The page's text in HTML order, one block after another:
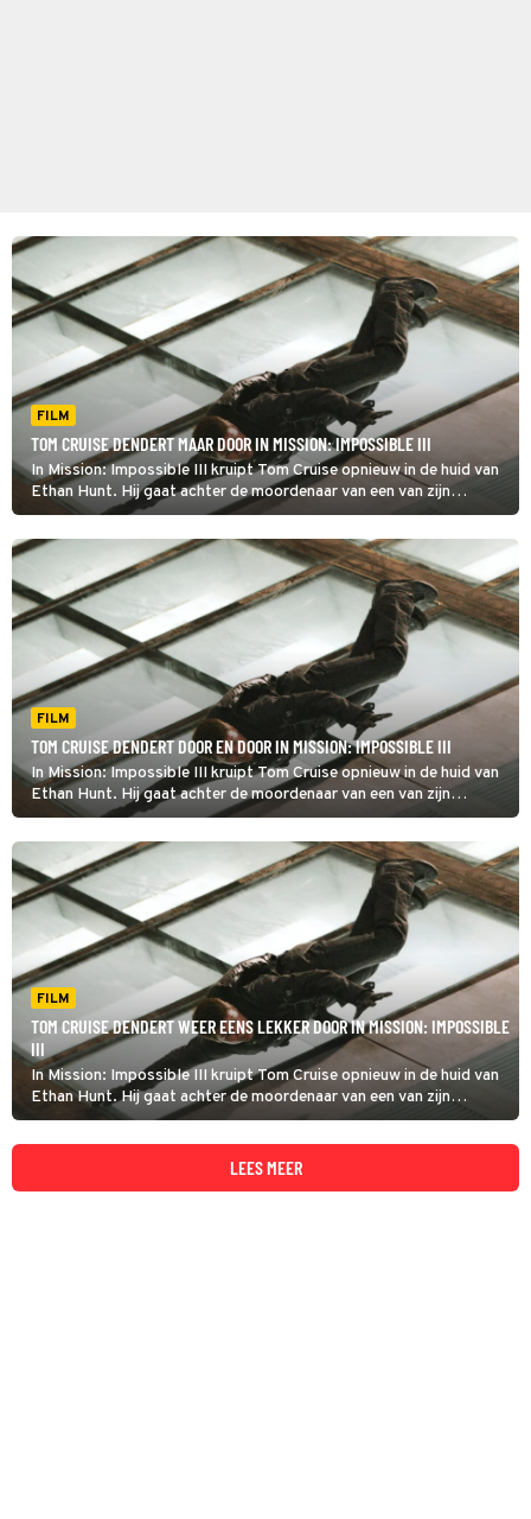
FILM
TOM CRUISE DENDERT MAAR DOOR IN MISSION: IMPOSSIBLE III
In Mission: Impossible III kruipt Tom Cruise opnieuw in de huid van
Ethan Hunt. Hij gaat achter de moordenaar van een van zijn
pupillen aan. Hem pakken blijkt wederom een welhaast
onmogelijke klus.
FILM
TOM CRUISE DENDERT DOOR EN DOOR IN MISSION: IMPOSSIBLE III
In Mission: Impossible III kruipt Tom Cruise opnieuw in de huid van
Ethan Hunt. Hij gaat achter de moordenaar van een van zijn
pupillen aan. Hem pakken blijkt wederom een welhaast
onmogelijke klus.
FILM
TOM CRUISE DENDERT WEER EENS LEKKER DOOR IN MISSION: IMPOSSIBLE
III
In Mission: Impossible III kruipt Tom Cruise opnieuw in de huid van
Ethan Hunt. Hij gaat achter de moordenaar van een van zijn
pupillen aan. Hem pakken blijkt wederom een welhaast
onmogelijke klus.
LEES MEER